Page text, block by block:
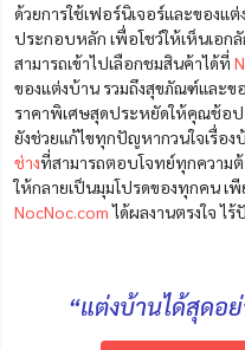
ด้วยการใช้เฟอร์นิเจอร์และของแ
ประกอบหลัก เพื่อโชว์ให้เห็นเอก
สามารถเข้าไปเลือกชมสินค้าได้ที่
ของแต่งบ้าน รวมถึงสุขภัณฑ์และข
ราคาพิเศษสุดประหยัดให้คุณช้อป
ยังช่วยแก้ไขทุกปัญหากวนใจเรื่อง
ช่างที่สามารถตอบโจทย์ทุกความ
ให้กลายเป็นมุมโปรดของทุกคน เ
NocNoc.comได้ผลงานตรงใจ ไ
“แต่งบ้านได้สุดอ